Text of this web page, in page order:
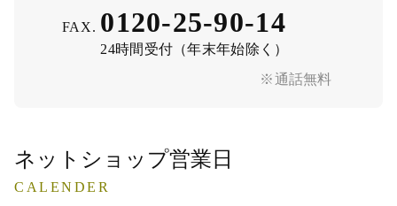
※通話無料
FAX. 0120-25-90-14
24時間受付（年末年始除く）
ネットショップ営業日
CALENDER